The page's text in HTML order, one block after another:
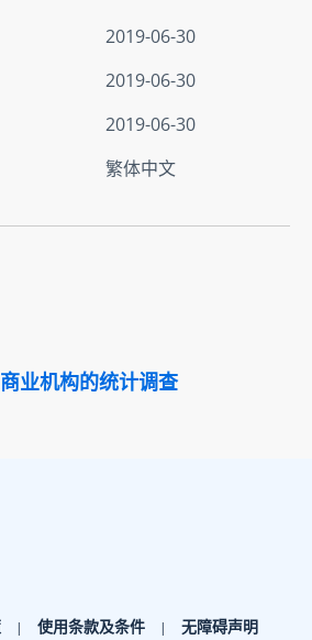
2019-06-30
2019-06-30
2019-06-30
繁体中文
业机构的统计调查
使用条款及条件 无障碍声明